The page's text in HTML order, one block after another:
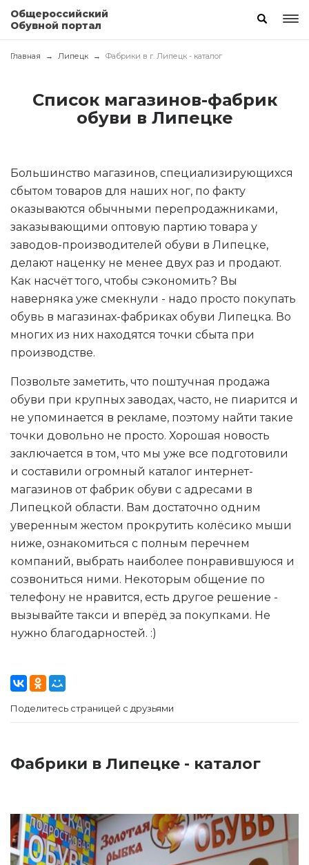
Общероссийский
Обувной портал
Главная Липецк Фабрики в г. Липецк - каталог
Список магазинов-фабрик
обуви в Липецке
Большинство магазинов, специализирующихся
сбытом товаров для наших ног, по факту
оказываются обычными перепродажниками,
заказывающими оптовую партию товара у
заводов-производителей обуви в Липецке,
делают наценку не менее двух раз и продают.
Как насчёт того, чтобы сэкономить? Вы
наверняка уже смекнули - надо просто покупать
обувь в магазинах-фабриках обуви Липецка. Во
многих из них находятся точки сбыта при
производстве.
Позвольте заметить, что поштучная продажа
обуви при крупных заводах, часто, не пиарится и
не упоминается в рекламе, поэтому найти такие
точки довольно не просто. Хорошая новость
заключается в том, что мы уже все подготовили
и составили огромный каталог интернет-
магазинов от фабрик обуви с адресами в
Липецкой области. Вам достаточно одним
уверенным жестом прокрутить колёсико мыши
ниже, ознакомиться с полным перечнем
компаний, выбрать наиболее понравившуюся и
созвониться ними. Некоторым общение по
телефону не нравится, есть другое решение -
вызывайте такси и вперёд за покупками. Не
нужно благодарностей. :)
Поделитесь страницей с друзьями
Фабрики в Липецке - каталог